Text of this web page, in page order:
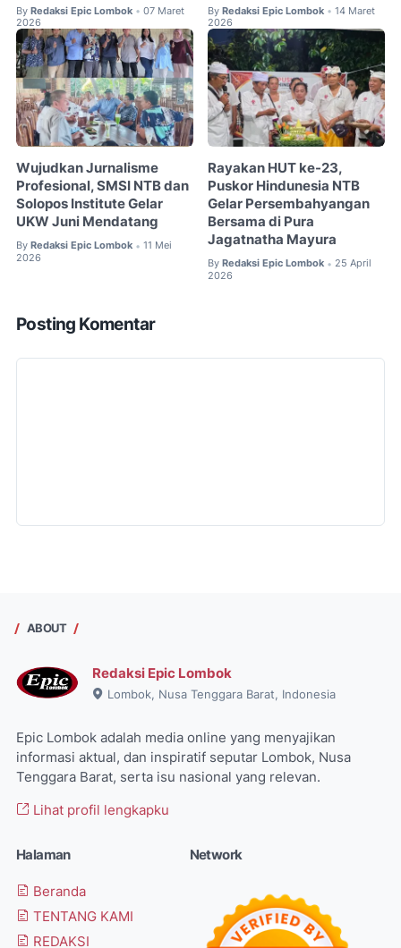
By Redaksi Epic Lombok • 07 Maret
2026
By Redaksi Epic Lombok • 14 Maret
2026
Wujudkan Jurnalisme
Profesional, SMSI NTB dan
Solopos Institute Gelar
UKW Juni Mendatang
By Redaksi Epic Lombok • 11 Mei
2026
Rayakan HUT ke-23,
Puskor Hindunesia NTB
Gelar Persembahyangan
Bersama di Pura
Jagatnatha Mayura
By Redaksi Epic Lombok • 25 April
2026
Posting Komentar
ABOUT
Redaksi Epic Lombok
Lombok, Nusa Tenggara Barat, Indonesia
Epic Lombok adalah media online yang menyajikan
informasi aktual, dan inspiratif seputar Lombok, Nusa
Tenggara Barat, serta isu nasional yang relevan.
Lihat profil lengkapku
Halaman
Beranda
TENTANG KAMI
REDAKSI
Network